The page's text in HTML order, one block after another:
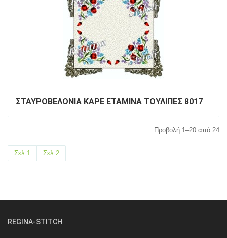
ΣΤΑΥΡΟΒΕΛΟΝΙΑ ΚΑΡΕ ΕΤΑΜΙΝΑ ΤΟΥΛΙΠΕΣ 8017
Σελ.1 Σελ.2
Προβολή 1–20 από 24
REGINA-STITCH